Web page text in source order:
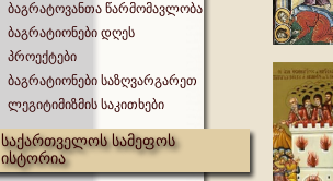
ბაგრატოვანთა წარმომავლობა
ბაგრატიონები დღეს
პროექტები
ბაგრატიონები საზღვარგარეთ
ლეგიტიმიზმის საკითხები
საქართველოს სამეფოს
ისტორია